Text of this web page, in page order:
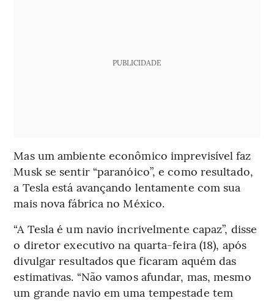
PUBLICIDADE
Mas um ambiente econômico imprevisível faz
Musk se sentir “paranóico”, e como resultado,
a Tesla está avançando lentamente com sua
mais nova fábrica no México.
“A Tesla é um navio incrivelmente capaz”, disse
o diretor executivo na quarta-feira (18), após
divulgar resultados que ficaram aquém das
estimativas. “Não vamos afundar, mas, mesmo
um grande navio em uma tempestade tem